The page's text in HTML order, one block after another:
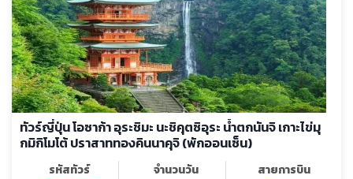
ทัวร์ญี่ปุ่น โอซาก้า อุระชิมะ นะชิคุตซิอุระ น้ำตกนันจิ เกาะไข่มุ
กมิกิโมโต้ ปราสาททองคินนาคุจิ (พักออนเซ็น)
รหัสทัวร์
จำนวนวัน
สายการบิน